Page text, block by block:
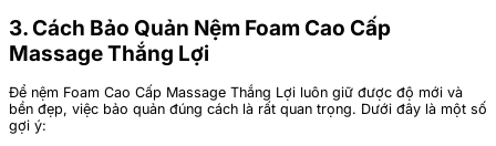
3. Cách Bảo Quản Nệm Foam Cao Cấp
Massage Thắng Lợi
Để nệm Foam Cao Cấp Massage Thắng Lợi luôn giữ được độ mới và
bền đẹp, việc bảo quản đúng cách là rất quan trọng. Dưới đây là một số
gợi ý: